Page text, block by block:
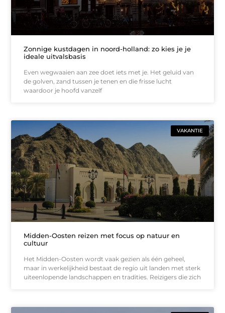
Zonnige kustdagen in noord-holland: zo kies je je
ideale uitvalsbasis
Even wegwaaien aan zee doet iets met je. Het geluid van
de golven, zand tussen je tenen en die frisse lucht
waardoor je hoofd vanzelf
VAKANTIE
Midden-Oosten reizen met focus op natuur en
cultuur
Het Midden-Oosten wordt vaak gezien als één geheel,
maar in werkelijkheid bestaat de regio uit landen met sterk
uiteenlopende landschappen en tradities. Reizigers die zich